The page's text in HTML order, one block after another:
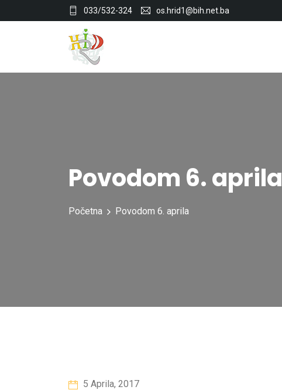
033/532-324 os.hrid1@bih.net.ba
Povodom 6. aprila
Početna Povodom 6. aprila
5 Aprila, 2017